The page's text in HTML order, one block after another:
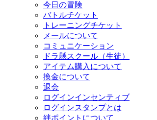
今日の冒険
バトルチケット
トレーニングチケット
メールについて
コミュニケーション
ドラ懸スクール（生徒）
アイテム購入について
換金について
退会
ログインインセンティブ
ログインスタンプとは
絆ポイントについて